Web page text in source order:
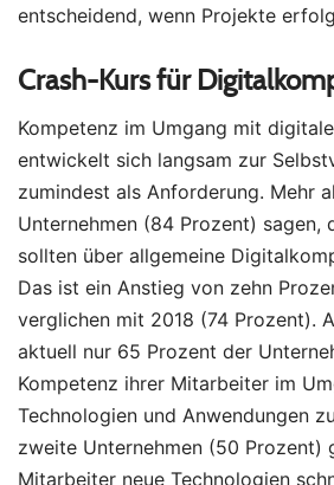
entscheidend, wenn Projekte
Crash-Kurs für
Kompetenz im Umgang mit
entwickelt sich langsam zur
zumindest als Anforderung. Mehr
Unternehmen (84 Prozent) sagen,
sollten über allgemeine
Das ist ein Anstieg von zehn
verglichen mit 2018 (74 Prozent).
aktuell nur 65 Prozent der
Kompetenz ihrer Mitarbeiter im
Technologien und Anwendungen
zweite Unternehmen (50 Prozent)
Mitarbeiter neue Technologien